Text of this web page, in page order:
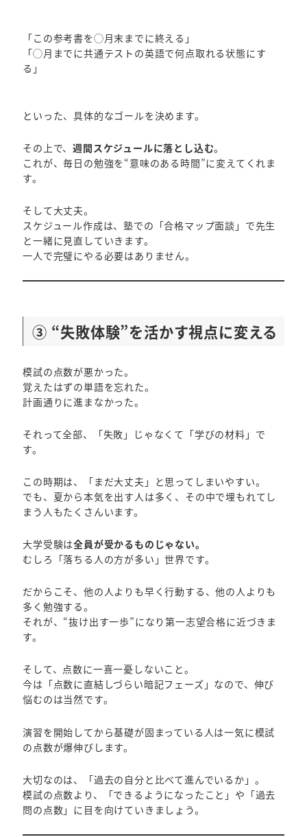
「この参考書を◯月末までに終える」
「◯月までに共通テストの英語で何点取れる状態にす
る」
といった、具体的なゴールを決めます。
その上で、週間スケジュールに落とし込む。
これが、毎日の勉強を“意味のある時間”に変えてくれま
す。
そして大丈夫。
スケジュール作成は、塾での「合格マップ面談」で先生
と一緒に見直していきます。
一人で完璧にやる必要はありません。
③ “失敗体験”を活かす視点に変える
模試の点数が悪かった。
覚えたはずの単語を忘れた。
計画通りに進まなかった。
それって全部、「失敗」じゃなくて「学びの材料」で
す。
この時期は、「まだ大丈夫」と思ってしまいやすい。
でも、夏から本気を出す人は多く、その中で埋もれてし
まう人もたくさんいます。
大学受験は全員が受かるものじゃない。
むしろ「落ちる人の方が多い」世界です。
だからこそ、他の人よりも早く行動する、他の人よりも
多く勉強する。
それが、“抜け出す一歩”になり第一志望合格に近づきま
す。
そして、点数に一喜一憂しないこと。
今は「点数に直結しづらい暗記フェーズ」なので、伸び
悩むのは当然です。
演習を開始してから基礎が固まっている人は一気に模試
の点数が爆伸びします。
大切なのは、「過去の自分と比べて進んでいるか」。
模試の点数より、「できるようになったこと」や「過去
問の点数」に目を向けていきましょう。